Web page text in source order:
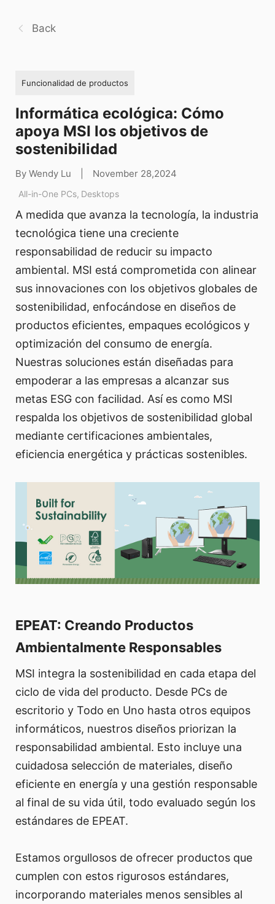
Back
Funcionalidad de productos
Informática ecológica: Cómo
apoya MSI los objetivos de
sostenibilidad
By Wendy Lu November 28,2024
All-in-One PCs, Desktops
A medida que avanza la tecnología, la industria
tecnológica tiene una creciente
responsabilidad de reducir su impacto
ambiental. MSI está comprometida con alinear
sus innovaciones con los objetivos globales de
sostenibilidad, enfocándose en diseños de
productos eficientes, empaques ecológicos y
optimización del consumo de energía.
Nuestras soluciones están diseñadas para
empoderar a las empresas a alcanzar sus
metas ESG con facilidad. Así es como MSI
respalda los objetivos de sostenibilidad global
mediante certificaciones ambientales,
eficiencia energética y prácticas sostenibles.
EPEAT: Creando Productos
Ambientalmente Responsables
MSI integra la sostenibilidad en cada etapa del
ciclo de vida del producto. Desde PCs de
escritorio y Todo en Uno hasta otros equipos
informáticos, nuestros diseños priorizan la
responsabilidad ambiental. Esto incluye una
cuidadosa selección de materiales, diseño
eficiente en energía y una gestión responsable
al final de su vida útil, todo evaluado según los
estándares de EPEAT.
Estamos orgullosos de ofrecer productos que
cumplen con estos rigurosos estándares,
incorporando materiales menos sensibles al